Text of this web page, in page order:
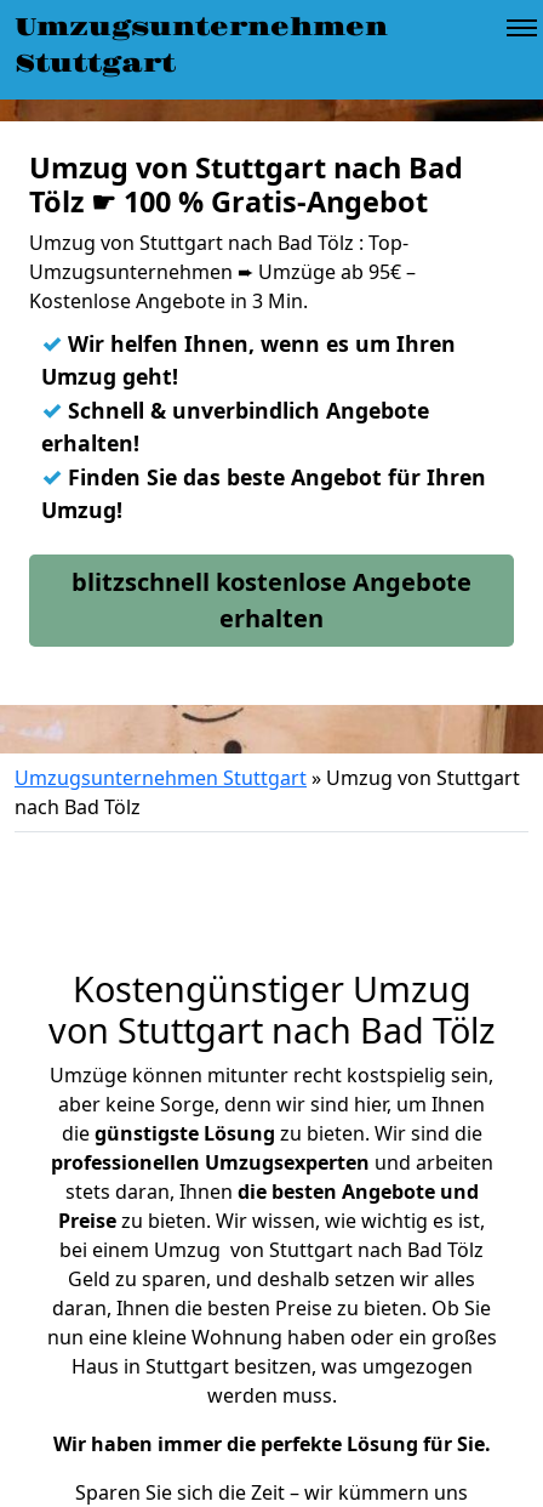
Umzugsunternehmen
Stuttgart
Umzug von Stuttgart nach Bad
Tölz ☛ 100 % Gratis-Angebot
Umzug von Stuttgart nach Bad Tölz : Top-
Umzugsunternehmen ➨ Umzüge ab 95€ –
Kostenlose Angebote in 3 Min.
✓ Wir helfen Ihnen, wenn es um Ihren
Umzug geht!
✓ Schnell & unverbindlich Angebote
erhalten!
✓ Finden Sie das beste Angebot für Ihren
Umzug!
blitzschnell kostenlose Angebote
erhalten
Umzugsunternehmen Stuttgart» Umzug von Stuttgart
nach Bad Tölz
Kostengünstiger Umzug
von Stuttgart nach Bad Tölz
Umzüge können mitunter recht kostspielig sein,
aber keine Sorge, denn wir sind hier, um Ihnen
diegünstigste Lösung zu bieten. Wir sind die
professionellen Umzugsexperten und arbeiten
stets daran, Ihnen die besten Angebote und
Preisezu bieten. Wir wissen, wie wichtig es ist,
bei einem Umzug von Stuttgart nach Bad Tölz
Geld zu sparen, und deshalb setzen wir alles
daran, Ihnen die besten Preise zu bieten. Ob Sie
nun eine kleine Wohnung haben oder ein großes
Haus in Stuttgart besitzen, was umgezogen
werden muss.
Wir haben immer die perfekte Lösung für Sie.
Sparen Sie sich die Zeit – wir kümmern uns